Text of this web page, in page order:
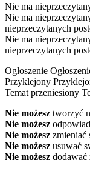
Nie ma
Nie ma
nieprzeczytanych
Nie ma
nieprzeczytanych
Ogłoszenie
Przyklejony
Temat przeniesiony
Nie możesz tworzyć
Nie możesz
Nie możesz zmieniać
Nie możesz usuwać
Nie możesz dodawać